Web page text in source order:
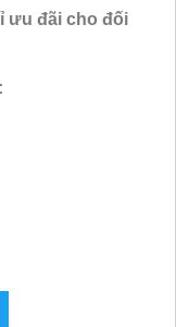
ưu đãi cho đối